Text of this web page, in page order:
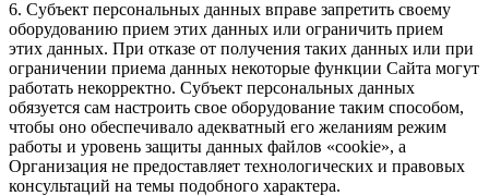
6. Субъект персональных данных вправе запретить своему
оборудованию прием этих данных или ограничить прием
этих данных. При отказе от получения таких данных или при
ограничении приема данных некоторые функции Сайта могут
работать некорректно. Субъект персональных данных
обязуется сам настроить свое оборудование таким способом,
чтобы оно обеспечивало адекватный его желаниям режим
работы и уровень защиты данных файлов «cookie», а
Организация не предоставляет технологических и правовых
консультаций на темы подобного характера.